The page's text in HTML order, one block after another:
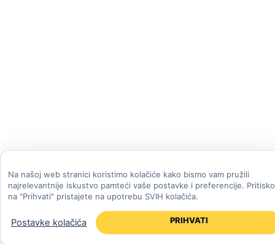
Na našoj web stranici koristimo kolačiće kako bismo vam pružili
najrelevantnije iskustvo pamteći vaše postavke i preferencije.
na "Prihvati" pristajete na upotrebu SVIH kolačića.
Postavke kolačića PRIHVATI